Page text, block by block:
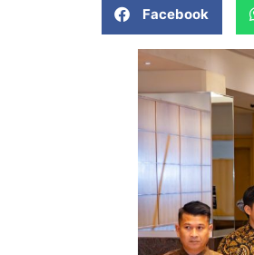
Facebook